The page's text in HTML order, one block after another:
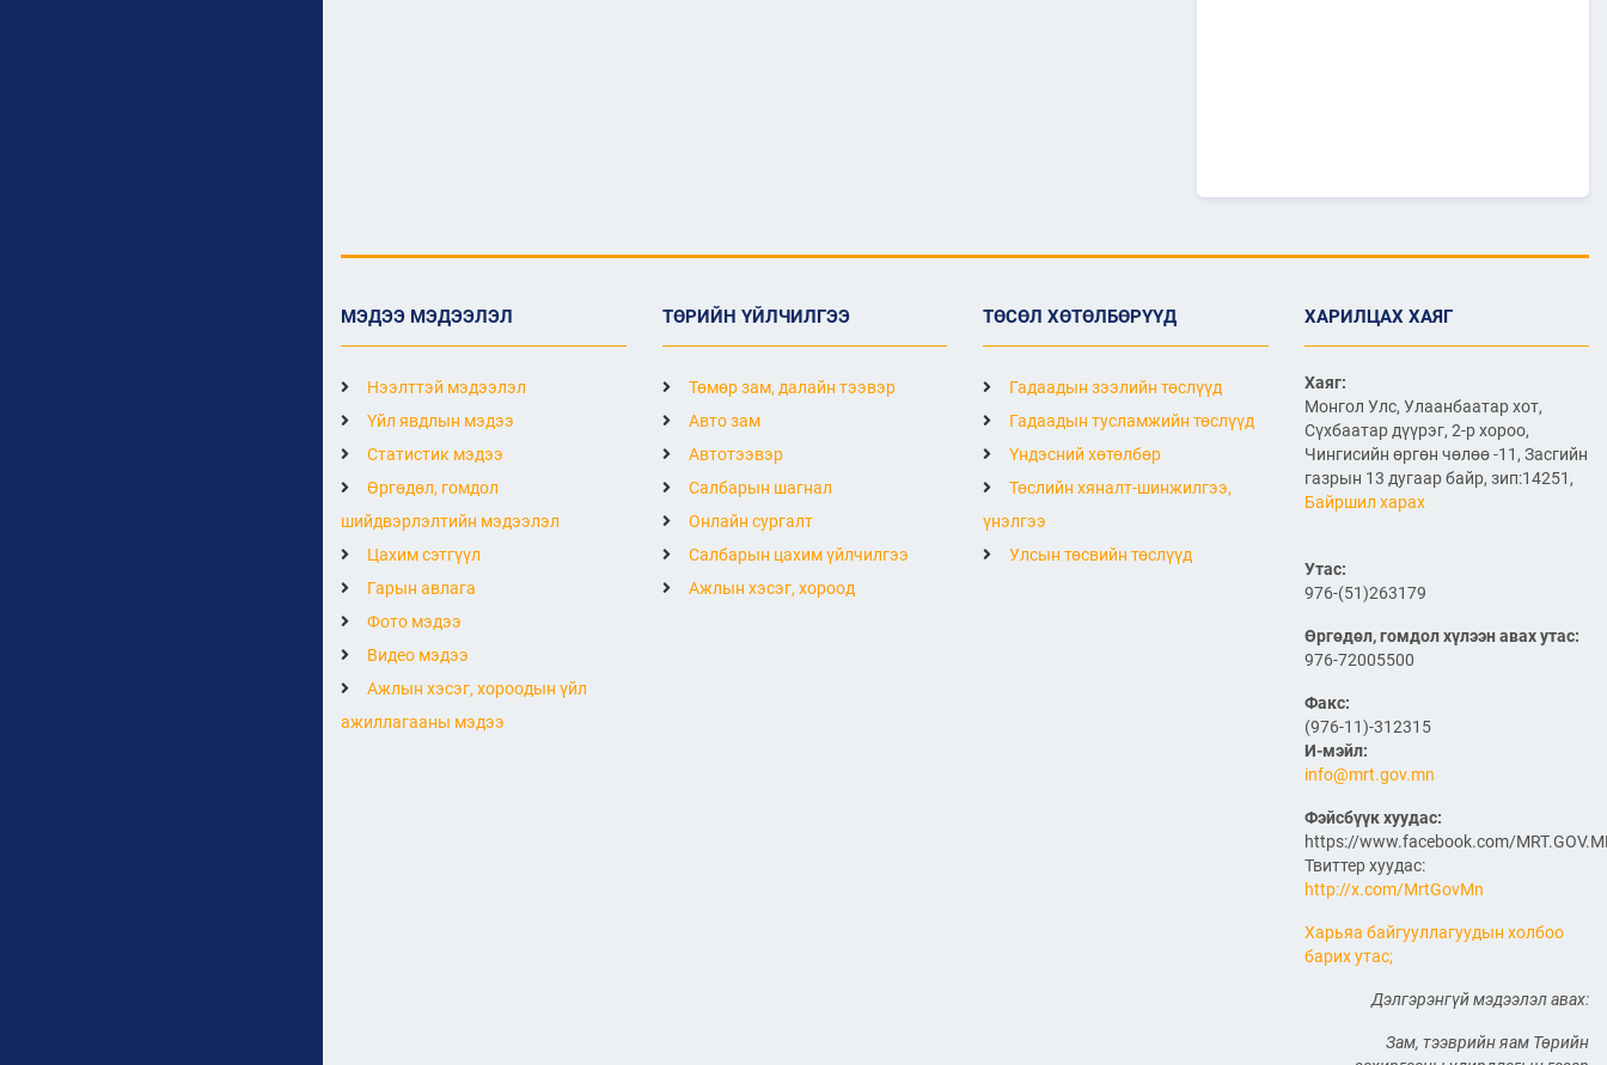
Монгол Улсын агаарын
тээврийн салбарын
хөгжлийн ирээдүйн чиг
хандлагыг хамтдаа
тодорхойлж байна
2026/07/06
хүлээн авч уулзлаа
ЗАМ, ТЭЭВРИЙН САЙД
УЛСЫН ЭЛЧИН САЙДТАЙ
НИСЭХ БУУДЛЫН
ӨРГӨТГӨЛИЙН ТӨСЛИЙН
ТАЛААР САНАЛ СОЛИЛЦЛОО
2026/06/29
Канад Улстай Агаарын
харилцааны хэлэлцээрийг
байгуулна
ТӨРИЙН ЖИНХЭНЭ АЛБАН
БОЛОН СЭЛГЭН
МЭДЭЭ МЭДЭЭЛЭЛ
Нээлттэй мэдээлэл
Үйл явдлын мэдээ
Статистик мэдээ
Өргөдөл, гомдол
шийдвэрлэлтийн мэдээлэл
Цахим сэтгүүл
Гарын авлага
Фото мэдээ
Видео мэдээ
Ажлын хэсэг, хороодын үйл
ажиллагааны мэдээ
ТӨРИЙН ҮЙЛЧИЛГЭЭ
Төмөр зам, далайн тээвэр
Авто зам
Автотээвэр
Салбарын шагнал
Онлайн сургалт
Салбарын цахим үйлчилгээ
Ажлын хэсэг, хороод
ТӨСӨЛ ХӨТӨЛБӨРҮҮД
Гадаадын зээлийн төслүүд
Гадаадын тусламжийн төслүүд
Үндэсний хөтөлбөр
Төслийн хяналт-шинжилгээ,
үнэлгээ
Улсын төсвийн төслүүд
ХАРИЛЦАХ ХАЯГ
Хаяг:
Монгол Улс, Улаанбаатар хот,
Сүхбаатар дүүрэг, 2-р хороо,
Чингисийн өргөн чөлөө -11, Засгийн
газрын 13 дугаар байр, зип:14251,
Байршил харах
Утас:
976-(51)263179
Өргөдөл, гомдол хүлээн авах утас:
976-72005500
Факс:
(976-11)-312315
И-мэйл:
info@mrt.gov.mn
Фэйсбүүк хуудас:
https://www.facebook.com/
Твиттер хуудас:
http://x.com/MrtGovMn
Харьяа байгууллагуудын холбоо
барих утас;
Дэлгэрэнгүй мэдээлэл авах:
Зам, тээврийн яам Төрийн